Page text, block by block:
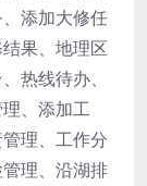
添加大修任
果、地理区
热线待办、
、添加工
理、工作分
理、沿湖排